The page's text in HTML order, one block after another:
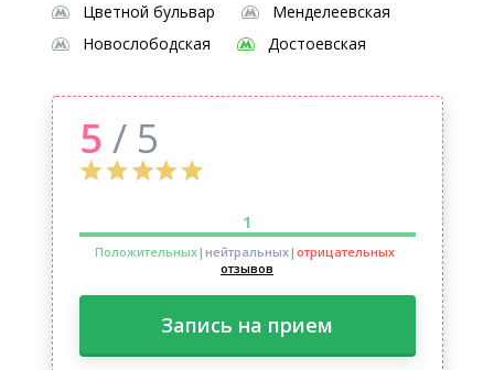
Цветной бульвар
Менделеевская
Новослободская
Достоевская
5 / 5
1
Положительных|нейтральных| отрицательных
отзывов
Запись на прием